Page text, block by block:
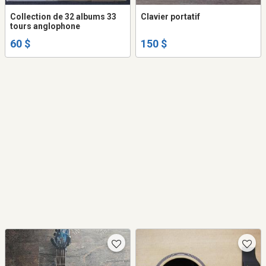
Collection de 32 albums 33
tours anglophone
60 $
Clavier portatif
150 $